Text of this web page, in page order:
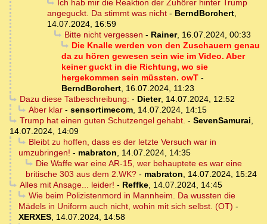
Ich hab mir die Reaktion der Zuhörer hinter Trump
angeguckt. Da stimmt was nicht - BerndBorchert,
14.07.2024, 16:59
Bitte nicht vergessen - Rainer, 16.07.2024, 00:33
Die Knalle werden von den Zuschauern genau
da zu hören gewesen sein wie im Video. Aber
keiner guckt in die Richtung, wo sie
hergekommen sein müssten. owT -
BerndBorchert, 16.07.2024, 11:23
Dazu diese Tatbeschreibung: - Dieter, 14.07.2024, 12:52
Aber klar- sensortimecom, 14.07.2024, 14:15
Trump hat einen guten Schutzengel gehabt. - SevenSamurai,
14.07.2024, 14:09
Bleibt zu hoffen, dass es der letzte Versuch war in
umzubringen! - mabraton, 14.07.2024, 14:35
Die Waffe war eine AR-15, wer behauptete es war eine
britische 303 aus dem 2.WK? - mabraton, 14.07.2024, 15:24
Alles mit Ansage... leider! - Reffke, 14.07.2024, 14:45
Wie beim Polizistenmord in Mannheim. Da wussten die
Mädels in Uniform auch nicht, wohin mit sich selbst. (OT) -
XERXES, 14.07.2024, 14:58